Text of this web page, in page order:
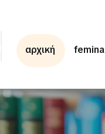
αρχική femina